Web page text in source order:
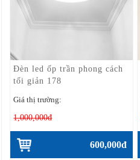
Đèn led ốp trần phong cách
tối giản 178
Giá thị trường:
1,000,000đ
600,000đ